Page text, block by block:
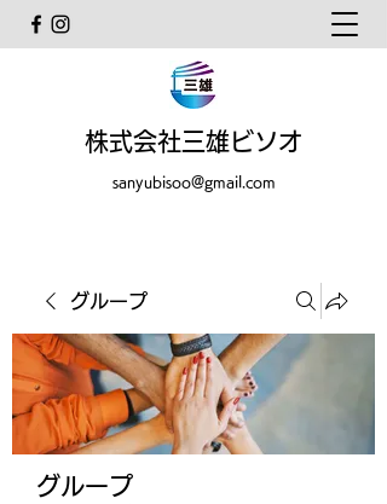
株式会社三雄ビソオ
sanyubisoo@gmail.com
グループ
グループ